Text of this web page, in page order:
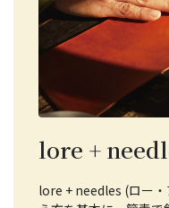
lore +
lore + needles (ロー